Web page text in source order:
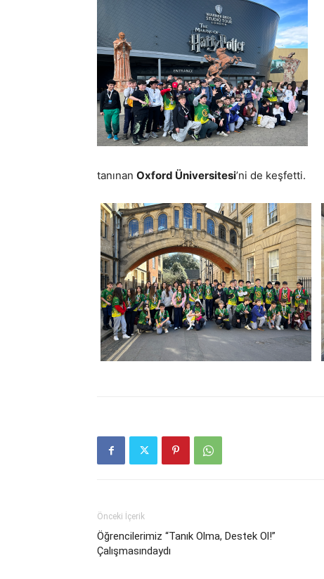
tanınan Oxford Üniversitesi’ni de keşfetti.
Önceki İçerik
Öğrencilerimiz “Tanık Olma, Destek Ol!”
Çalışmasındaydı